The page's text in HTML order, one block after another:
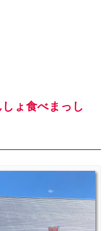
ょ食べまっし